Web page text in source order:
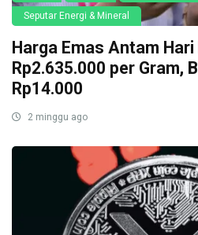
Seputar Energi & Mineral
Harga Emas Antam
Rp2.635.000 per Gram,
Rp14.000
2 minggu ago